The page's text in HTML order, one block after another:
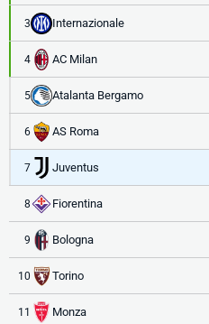
3 Internazionale
4 AC Milan
5 Atalanta Bergamo
6 AS Roma
7 Juventus
8 Fiorentina
9 Bologna
10 Torino
11 Monza